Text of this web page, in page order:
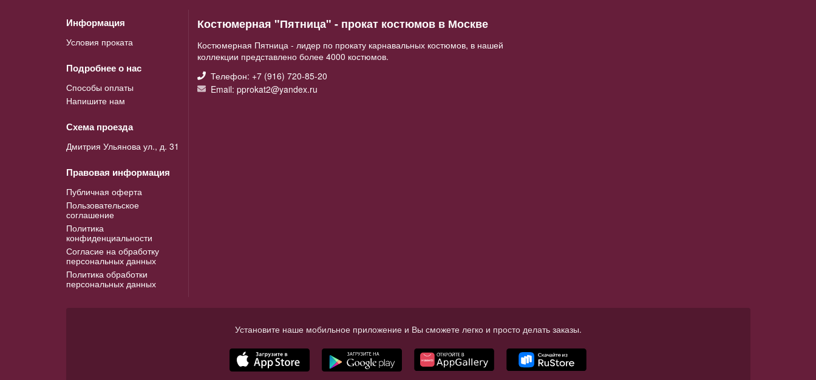
Информация
Условия проката
Подробнее о нас
Способы оплаты
Напишите нам
Схема проезда
Дмитрия Ульянова ул., д. 31
Правовая информация
Публичная оферта
Пользовательское
соглашение
Политика
конфиденциальности
Согласие на обработку
персональных данных
Политика обработки
персональных данных
Костюмерная "Пятница" - прокат костюмов в Москве
Костюмерная Пятница - лидер по прокату карнавальных костюмов, в нашей
коллекции представлено более 4000 костюмов.
Телефон: +7 (916) 720-85-20
Email: pprokat2@yandex.ru
Установите наше мобильное приложение и Вы сможете легко и просто делать заказы.